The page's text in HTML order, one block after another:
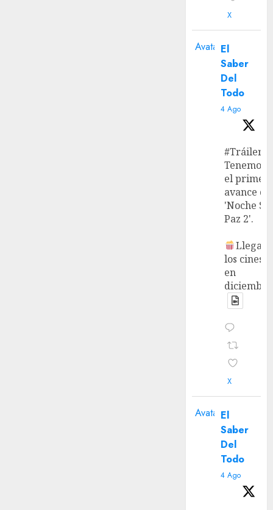
X
Avatar El
Saber
Del
Todo
4 Ago
#Tráiler
Tenemos
el primer
avance de
'Noche
Paz 2'.
Llega a
los cines
en
X
Avatar El
Saber
Del
Todo
4 Ago